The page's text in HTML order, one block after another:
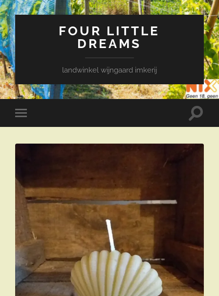
FOUR LITTLE
DREAMS
landwinkel wijngaard imkerij
Toggle
mobiel
Toggle